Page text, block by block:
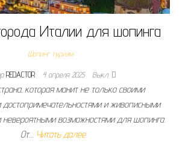
Италии для шопинга
Шопинг туризм
REDACTOR 4 апреля 2025 Выкл.
которая манит не только своими
достопримечательностями и живописными
невероятными возможностями для шопинга.
От… Читать далее